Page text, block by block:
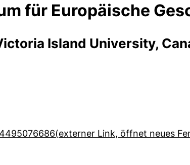
für Europäische
Island University,
Link, öffnet neues